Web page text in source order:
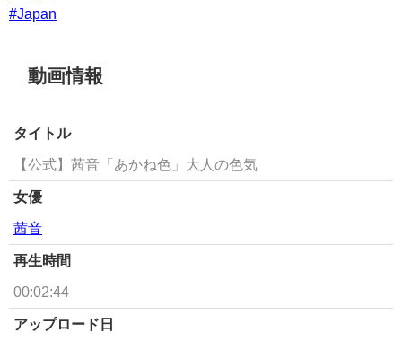
#Japan
動画情報
タイトル
【公式】茜音「あかね色」大人の色気
女優
茜音
再生時間
00:02:44
アップロード日